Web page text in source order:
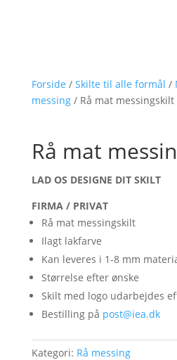
Forside / Skilte til alle formål /
messing/ Rå mat messingskilt
Rå mat
LAD OS DESIGNE DIT SKILT
FIRMA / PRIVAT
Rå mat messingskilt
Ilagt lakfarve
Kan leveres i 1-8 mm
Størrelse efter ønske
Skilt med logo udarbejdes
Bestilling på post@iea.dk
Kategori: Rå messing